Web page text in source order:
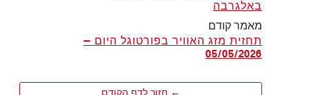
באלגרבה
מאמר קודם
תחזית מזג האוויר בפורטוגל היום —
05/05/2026
← חזור לדף הקודם